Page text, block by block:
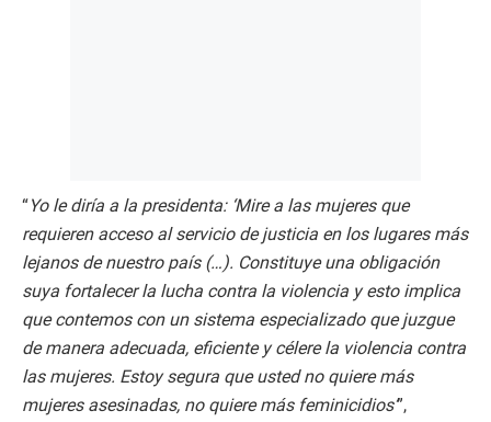
“Yo le diría a la presidenta: ‘Mire a las mujeres que
requieren acceso al servicio de justicia en los lugares más
lejanos de nuestro país (…). Constituye una obligación
suya fortalecer la lucha contra la violencia y esto implica
que contemos con un sistema especializado que juzgue
de manera adecuada, eficiente y célere la violencia contra
las mujeres. Estoy segura que usted no quiere más
mujeres asesinadas, no quiere más feminicidios’”,